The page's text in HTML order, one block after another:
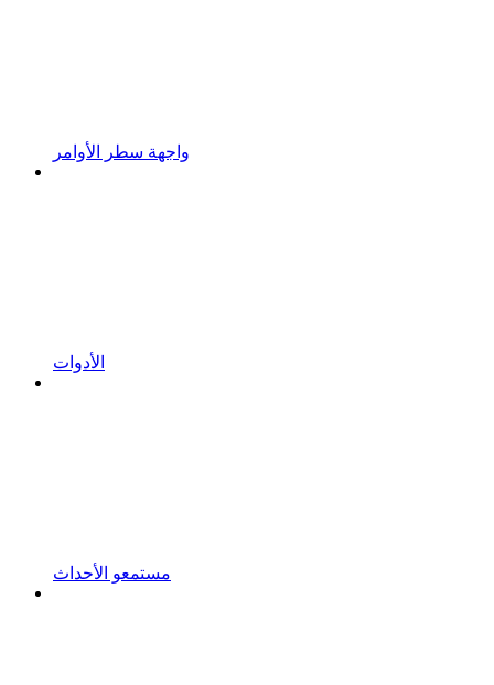
واجهة سطر الأوامر
الأدوات
مستمعو الأحداث